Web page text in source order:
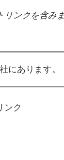
リンクを含み
にあります。
ンク